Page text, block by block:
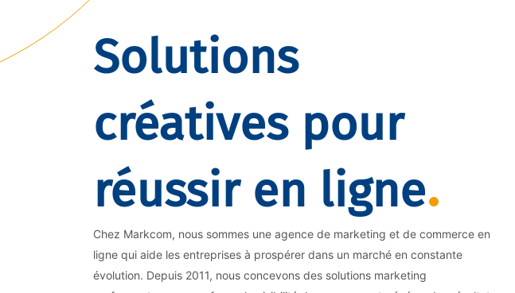
Solutions
créatives pour
réussir en ligne
Chez Markcom, nous sommes une agence de marketing et de commerce en
ligne qui aide les entreprises à prospérer dans un marché en constante
évolution. Depuis 2011, nous concevons des solutions marketing